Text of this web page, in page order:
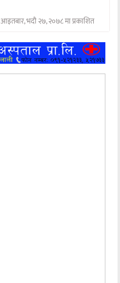
आइतबार, भदौ २७, २०७८ मा प्रकाशित